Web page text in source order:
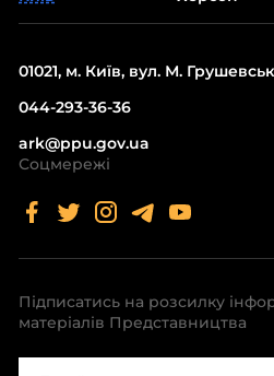
01021, м. Київ, вул. М.
044-293-36-36
ark@ppu.gov.ua
Соцмережі
Підписатись на розсилку
матеріалів Представництва